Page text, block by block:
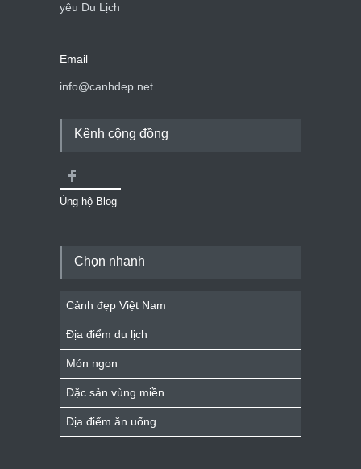
yêu Du Lịch
Email
info@canhdep.net
Kênh cộng đồng
Ủng hộ Blog
Chọn nhanh
Cảnh đẹp Việt Nam
Địa điểm du lịch
Món ngon
Đặc sản vùng miền
Địa điểm ăn uống